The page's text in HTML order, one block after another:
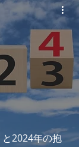
2024年の抱